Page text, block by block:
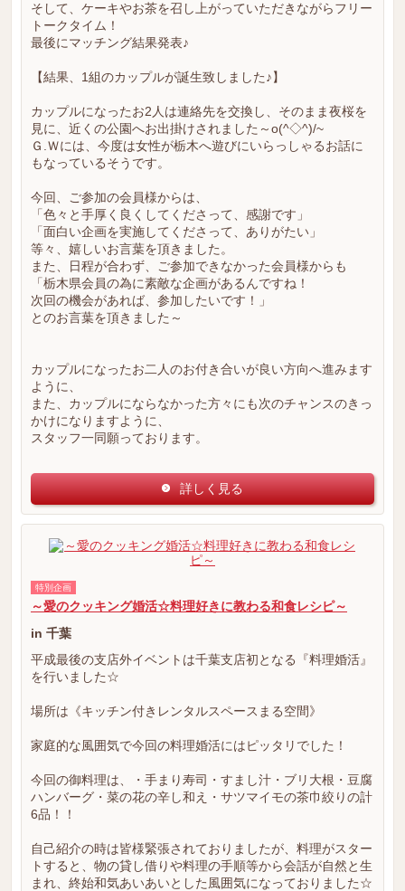
そして、ケーキやお茶を召し上がっていただきながらフリー
トークタイム！
最後にマッチング結果発表♪
【結果、1組のカップルが誕生致しました♪】
カップルになったお2人は連絡先を交換し、そのまま夜桜を
見に、近くの公園へお出掛けされました～o(^◇^)/~
Ｇ.Ｗには、今度は女性が栃木へ遊びにいらっしゃるお話に
もなっているそうです。
今回、ご参加の会員様からは、
「色々と手厚く良くしてくださって、感謝です」
「面白い企画を実施してくださって、ありがたい」
等々、嬉しいお言葉を頂きました。
また、日程が合わず、ご参加できなかった会員様からも
「栃木県会員の為に素敵な企画があるんですね！
次回の機会があれば、参加したいです！」
とのお言葉を頂きました～
カップルになったお二人のお付き合いが良い方向へ進みます
ように、
また、カップルにならなかった方々にも次のチャンスのきっ
かけになりますように、
スタッフ一同願っております。
詳しく見る
特別企画
～愛のクッキング婚活☆料理好きに教わる和食レシピ～
in 千葉
平成最後の支店外イベントは千葉支店初となる『料理婚活』
を行いました☆
場所は《キッチン付きレンタルスペースまる空間》
家庭的な風囲気で今回の料理婚活にはピッタリでした！
今回の御料理は、・手まり寿司・すまし汁・ブリ大根・豆腐
ハンバーグ・菜の花の辛し和え・サツマイモの茶巾絞りの計
6品！！
自己紹介の時は皆様緊張されておりましたが、料理がスター
トすると、物の貸し借りや料理の手順等から会話が自然と生
まれ、終始和気あいあいとした風囲気になっておりました☆